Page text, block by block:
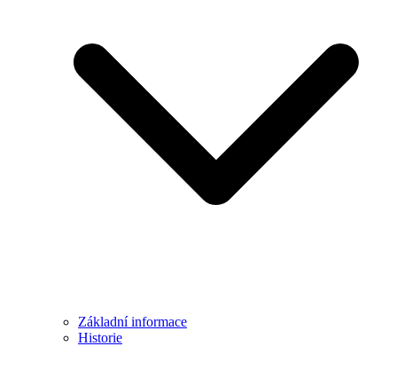
Základní informace
Historie